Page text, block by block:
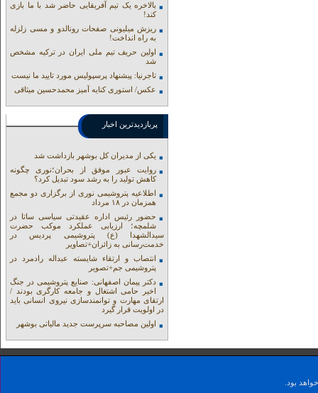
بالاخره یک تیم آفریقایی حاضر شد با ما بازی
کند!
ریزش میلیونی صفحات رونالدو و مسی زلزله
به راه انداخت!
اولین حریف تیم ملی ایران در ترکیه مشخص
شد
تاجرنیا: پیشنهاد پرسپولیس مورد تایید ما نیست
عکس/ استوری کنایه آمیز محمدحسین میثاقی
پربازدیدترین اخبار
یکی از مدیران کل بوشهر بازداشت شد
روایت عبور موفق از بحران؛نوری چگونه
کاهش تولید را به رشد سود تبدیل کرد؟
اطلاعیه پتروشیمی نوری از برگزاری دو مجمع
همزمان در ۱۸ مرداد
حضور رئیس اداره عقیدتی سیاسی ساتا در
شلمچه؛ ارزیابی عملکرد موکب حضرت
سیدالشهدا (ع) پتروشیمی پردیس در
خدمت‌رسانی به زائران+تصاویر
انتصاب و ارتقاء شایسته عبداله رادمرد در
پتروشیمی جم+تصویر
دکتر پیمان اصفهانی: صنایع پتروشیمی در جنگ
اخیر حامی اشتغال و جامعه کارگری بودند /
ارتقای مهارت و توانمندسازی نیروی انسانی باید
در اولویت قرار گیرد
اولین مصاحبه سرپرست جدید مالیاتی بوشهر
بود.